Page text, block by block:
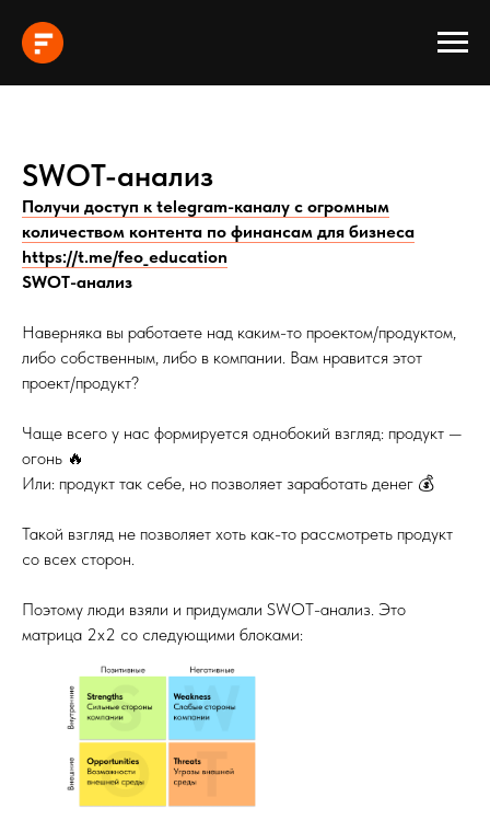
SWOT-анализ
Получи доступ к telegram-каналу с огромным
количеством контента по финансам для бизнеса
https://t.me/feo_education
SWOT-анализ
Наверняка вы работаете над каким-то проектом/продуктом,
либо собственным, либо в компании. Вам нравится этот
проект/продукт?
Чаще всего у нас формируется однобокий взгляд: продукт —
огонь 🔥
Или: продукт так себе, но позволяет заработать денег 💰
Такой взгляд не позволяет хоть как-то рассмотреть продукт
со всех сторон.
Поэтому люди взяли и придумали SWOT-анализ. Это
матрица 2х2 со следующими блоками: